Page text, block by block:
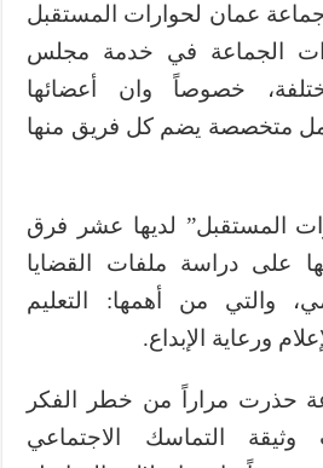
عمان لحوارات المستقبل
الجماعة في خدمة مجلس
خصوصاً وان أعضائها
متخصصة يضم كل فريق منها
المستقبل” لديها عشر فرق
على دراسة ملفات القضايا
والتي من أهمها: التعليم
ورعاية الإبداع.
حذرت مراراً من خطر الفكر
وثيقة التماسك الاجتماعي